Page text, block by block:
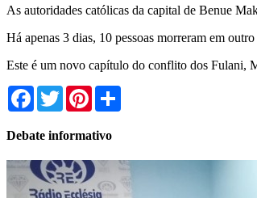
As autoridades católicas da capital de Benue
Há apenas 3 dias, 10 pessoas morreram em
Este é um novo capítulo do conflito dos Fulani,
Facebook
TwitterPinterest
Debate informativo